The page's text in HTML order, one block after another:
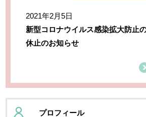
2021年2月5日
新型コロナウイルス感染拡大防止
休止のお知らせ
プロフィール